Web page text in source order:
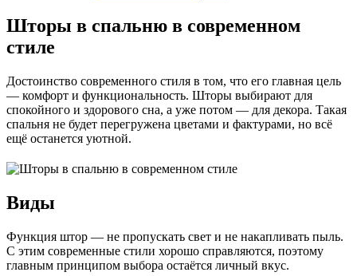
Шторы в спальню в современном
стиле
Достоинство современного стиля в том, что его главная цель
― комфорт и функциональность. Шторы выбирают для
спокойного и здорового сна, а уже потом ― для декора. Такая
спальня не будет перегружена цветами и фактурами, но всё
ещё останется уютной.
Виды
Функция штор ― не пропускать свет и не накапливать пыль.
С этим современные стили хорошо справляются, поэтому
главным принципом выбора остаётся личный вкус.